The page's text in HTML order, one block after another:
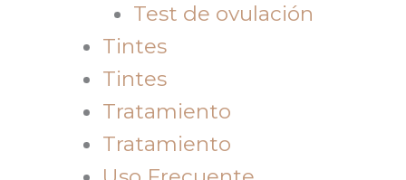
Test de ovulación
Tintes
Tintes
Tratamiento
Tratamiento